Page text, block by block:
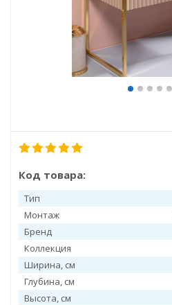
Код товара:
Тип
Монтаж
Бренд
Коллекция
Ширина, см
Глубина, см
Высота, см